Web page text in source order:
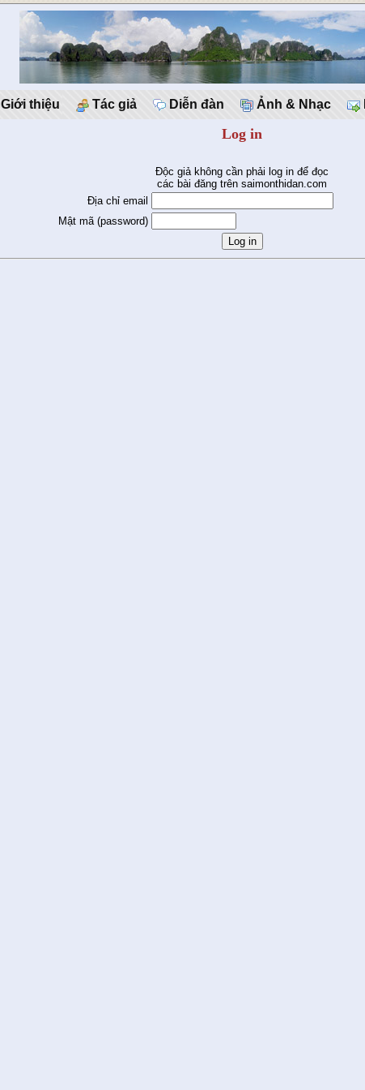
Giới thiệu Tác giả Diễn đàn Ảnh & Nhạc
Log in
Độc giả không cần phải log in để đọc
các bài đăng trên saimonthidan.com
Địa chỉ email
Mật mã (password)